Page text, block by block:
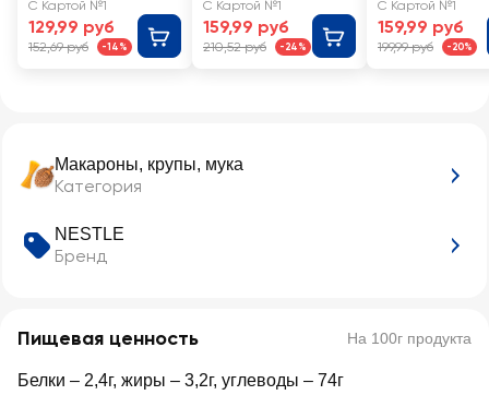
Макароны, крупы, мука
Категория
NESTLE
Бренд
Пищевая ценность На 100г продукта
Белки – 2,4г, жиры – 3,2г, углеводы – 74г
С Картой №1
129,99 руб
152,69 руб -14%
С Картой №1
159,99 руб
210,52 руб -24%
обогащенный
кальцием
С Картой №1
159,99 руб
199,99 руб -20%